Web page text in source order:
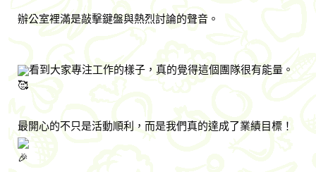
辦公室裡滿是敲擊鍵盤與熱烈討論的聲音。
看到大家專注工作的樣子，真的覺得這個團隊很有能量。
最開心的不只是活動順利，而是我們真的達成了業績目標！